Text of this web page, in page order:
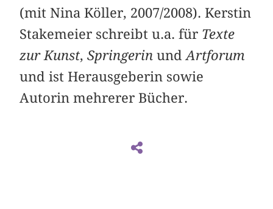
(mit Nina Köller, 2007/2008). Kerstin
Stakemeier schreibt u.a. für Texte
zur Kunst,SpringerinundArtforum
und ist Herausgeberin sowie
Autorin mehrerer Bücher.